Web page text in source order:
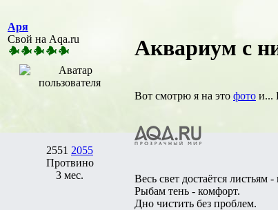
Аря
Свой на Aqa.ru
2551 2055
Протвино
3 мес.
Аквариум с
Вот смотрю я на это фото и...
Весь свет достаётся листьям
Рыбам тень - комфорт.
Дно чистить без проблем.